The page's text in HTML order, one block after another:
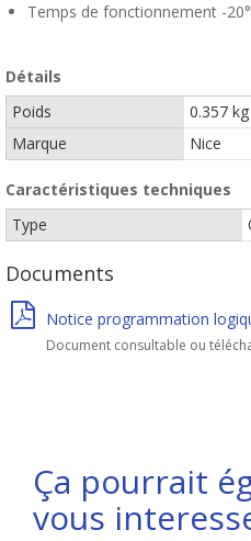
Temps de fonctionnement -
Détails
Poids
0.357 kg
Marque
Nice
Caractéristiques techniques
Type
Documents
Notice programmation
Document consultable ou
Ça pourrait
vous